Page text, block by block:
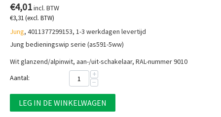
€4,01incl. BTW
€3,31(excl. BTW)
Jung, 4011377299153, 1-3 werkdagen levertijd
Jung bedieningswip serie (as591-5ww)
Wit glanzend/alpinwit, aan-/uit-schakelaar, RAL-nummer 9010
Aantal:
+
−
LEG IN DE WINKELWAGEN